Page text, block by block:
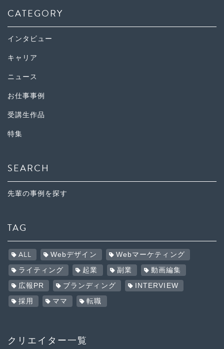
CATEGORY
インタビュー
キャリア
ニュース
お仕事事例
受講生作品
特集
SEARCH
先輩の事例を探す
TAG
ALL Webデザイン Webマーケティング
ライティング 起業 副業 動画編集
広報PR ブランディング INTERVIEW
採用 ママ 転職
クリエイター一覧